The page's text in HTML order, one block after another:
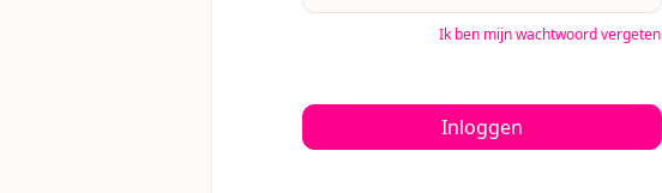
Ik ben mijn wachtwoord vergeten
Inloggen